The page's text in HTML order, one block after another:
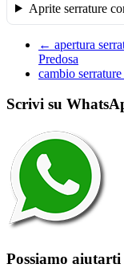
Aprite serrature
← apertura
Predosa
cambio
Scrivi su
Possiamo